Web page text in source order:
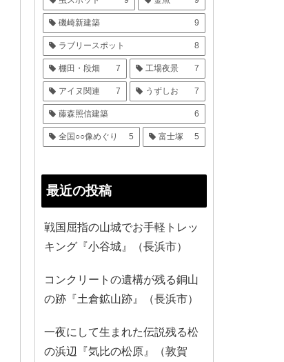
磯崎新建築 9
ラブリースポット 8
棚田・段畑 7 工場夜景 7
アイヌ関連 7 うずしお 7
藤森照信建築 6
全国○○像めぐり 5 富士塚 5
最近の投稿
戦国屈指の山城でお手軽トレッ
キング『小谷城』（長浜市）
コンクリートの遺構が残る銅山
の跡『土倉鉱山跡』（長浜市）
一夜にして生まれた伝説残る松
の浜辺『気比の松原』（敦賀